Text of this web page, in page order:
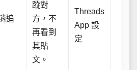
追
蹤對
方，不
再看到
其貼
文。
Threads
App 設
定